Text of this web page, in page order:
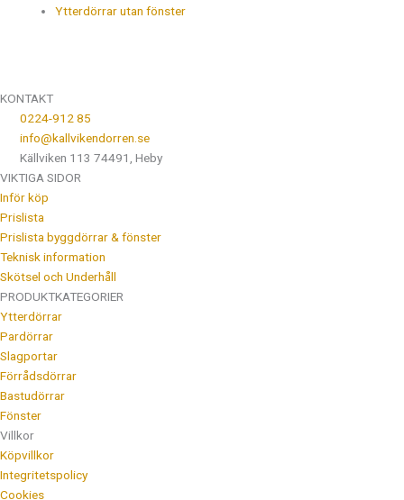
Ytterdörrar utan fönster
KONTAKT
0224-912 85
info@kallvikendorren.se
Källviken 113 74491, Heby
VIKTIGA SIDOR
Inför köp
Prislista
Prislista byggdörrar & fönster
Teknisk information
Skötsel och Underhåll
PRODUKTKATEGORIER
Ytterdörrar
Pardörrar
Slagportar
Förrådsdörrar
Bastudörrar
Fönster
Villkor
Köpvillkor
Integritetspolicy
Cookies